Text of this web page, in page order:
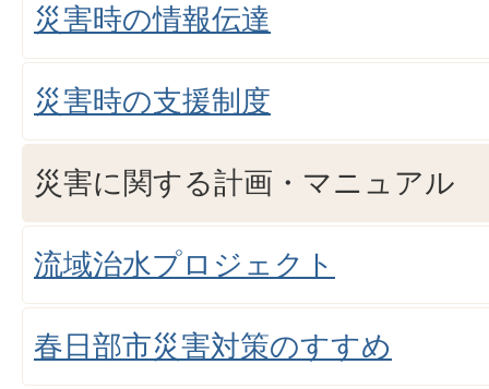
災害時の情報伝達
災害時の支援制度
災害に関する計画・マニュアル
流域治水プロジェクト
春日部市災害対策のすすめ